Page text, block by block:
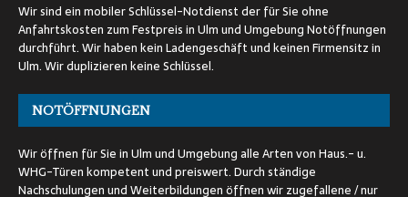
Wir sind ein mobiler Schlüssel-Notdienst der für Sie ohne
Anfahrtskosten zum Festpreis in Ulm und Umgebung Notöffnungen
durchführt. Wir haben kein Ladengeschäft und keinen Firmensitz in
Ulm. Wir duplizieren keine Schlüssel.
NOTÖFFNUNGEN
Wir öffnen für Sie in Ulm und Umgebung alle Arten von Haus.- u.
WHG-Türen kompetent und preiswert. Durch ständige
Nachschulungen und Weiterbildungen öffnen wir zugefallene / nur